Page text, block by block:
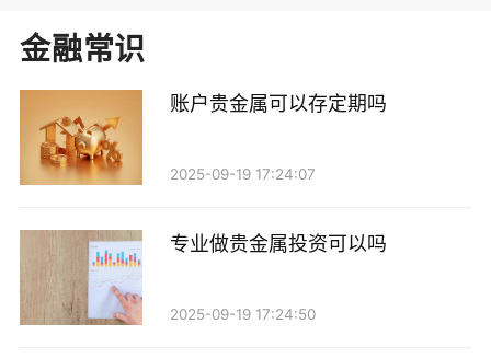
三、贵金属的交易方式
1. 实物交易：通过金店、银楼等实体店铺进行实物
贵金属的买卖，投资者可以直接购买金条、银币等。这
种方式的交易时间较长，通常需要到店铺进行交易，因
2. 电子交易：随着互联网的发展，越来越多的在线
交易平台支持贵金属的即时买卖。投资者可以通过手机
金融常识
账户贵金属可以存定期吗
2025-09-19 17:24:07
专业做贵金属投资可以吗
2025-09-19 17:24:50